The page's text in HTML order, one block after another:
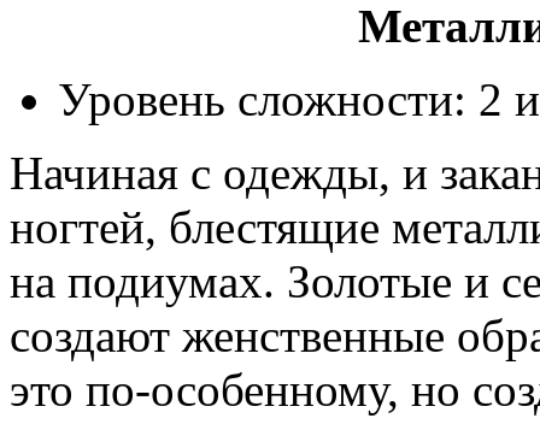
Уровень сложности: 2
Начиная с одежды, и
ногтей, блестящие
на подиумах. Золотые и
создают женственные
это по-особенному, но